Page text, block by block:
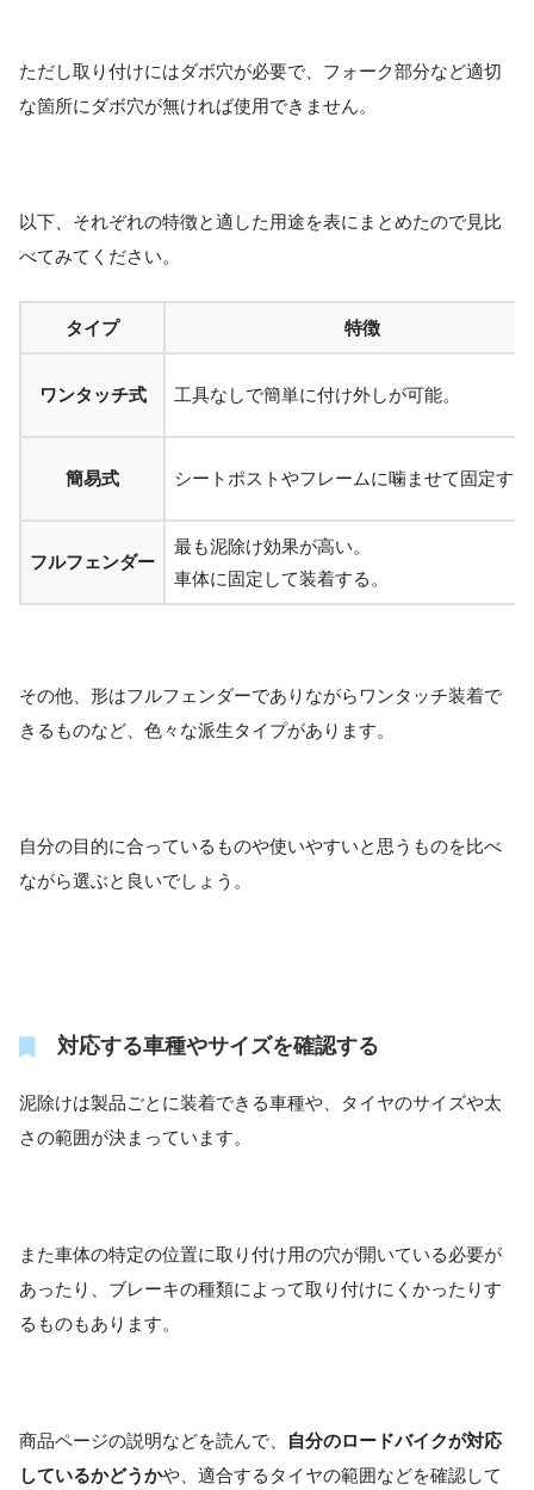
ただし取り付けにはダボ穴が必要で、フォーク部分など適切
な箇所にダボ穴が無ければ使用できません。
以下、それぞれの特徴と適した用途を表にまとめたので見比
べてみてください。
タイプ 特徴
ワンタッチ式 工具なしで簡単に付け外しが可能。
簡易式 シートポストやフレームに噛ませて固定す
フルフェンダー
最も泥除け効果が高い。
車体に固定して装着する。
その他、形はフルフェンダーでありながらワンタッチ装着で
きるものなど、色々な派生タイプがあります。
自分の目的に合っているものや使いやすいと思うものを比べ
ながら選ぶと良いでしょう。
対応する車種やサイズを確認する
泥除けは製品ごとに装着できる車種や、タイヤのサイズや太
さの範囲が決まっています。
また車体の特定の位置に取り付け用の穴が開いている必要が
あったり、ブレーキの種類によって取り付けにくかったりす
るものもあります。
商品ページの説明などを読んで、
自分のロードバイクが対応
しているかどうかや、適合するタイヤの範囲などを確認して